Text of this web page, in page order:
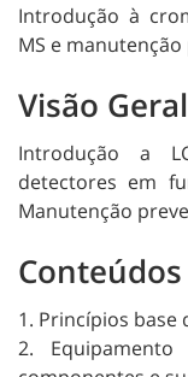
Introdução à
MS e
Visão
Introdução a
detectores em
Manutenção
1. Princípios base
2.